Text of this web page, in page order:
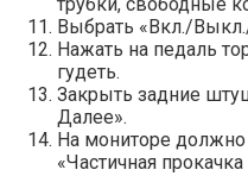
трубки, свободные
Выбрать «Вкл./
Нажать на педаль
гудеть.
Закрыть задние
Далее».
На мониторе
«Частичная